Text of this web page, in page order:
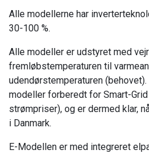
Alle modellerne har
30-100 %.
Alle modeller er udstyret med
fremløbstemperaturen til
udendørstemperaturen
modeller forberedt for Smart-
strømpriser), og er dermed klar,
i Danmark.
E-Modellen er med integreret